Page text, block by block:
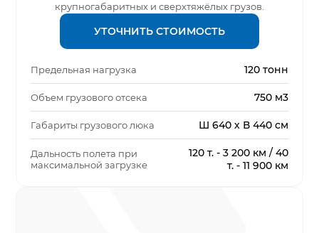
крупногабаритных и сверхтяжёлых грузов.
УТОЧНИТЬ СТОИМОСТЬ
Предельная нагрузка 120 тонн
Объем грузового отсека 750 м3
Габариты грузового люка Ш 640 х В 440 см
Дальность полета при
максимальной загрузке
120 т. - 3 200 км / 40
т. - 11 900 км